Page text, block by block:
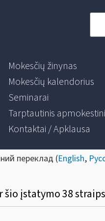
Mokesčių žinynas
Mokesčių kalendorius
Seminarai
Tarptautinis
Kontaktai / Apklausa
переклад (English,